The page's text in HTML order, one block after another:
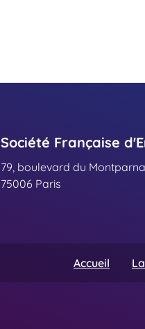
Société Française
79, boulevard du
75006 Paris
Accueil